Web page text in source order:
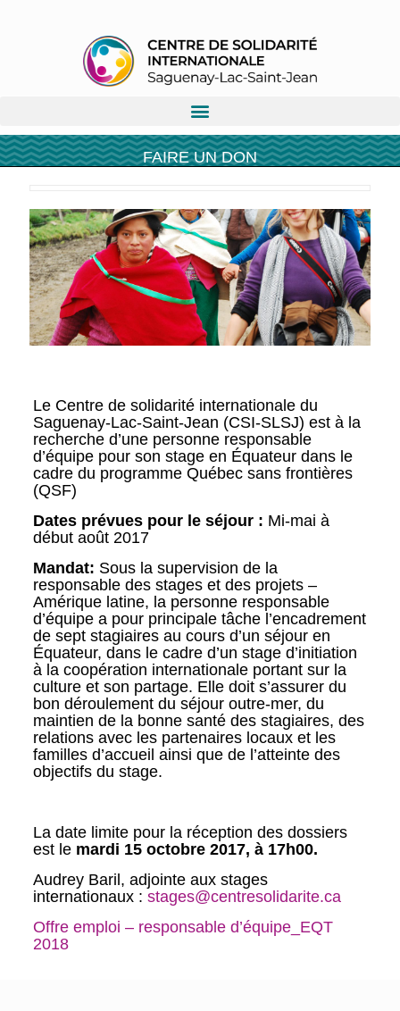
FAIRE UN DON
Le Centre de solidarité internationale du
Saguenay-Lac-Saint-Jean (CSI-SLSJ) est à la
recherche d’une personne responsable
d’équipe pour son stage en Équateur dans le
cadre du programme Québec sans frontières
(QSF)
Dates prévues pour le séjour : Mi-mai à
début août 2017
Mandat: Sous la supervision de la
responsable des stages et des projets –
Amérique latine, la personne responsable
d’équipe a pour principale tâche l’encadrement
de sept stagiaires au cours d’un séjour en
Équateur, dans le cadre d’un stage d’initiation
à la coopération internationale portant sur la
culture et son partage. Elle doit s’assurer du
bon déroulement du séjour outre-mer, du
maintien de la bonne santé des stagiaires, des
relations avec les partenaires locaux et les
familles d’accueil ainsi que de l’atteinte des
objectifs du stage.
La date limite pour la réception des dossiers
est lemardi 15 octobre 2017, à 17h00.
Audrey Baril, adjointe aux stages
internationaux : stages@centresolidarite.ca
Offre emploi – responsable d’équipe_EQT
2018